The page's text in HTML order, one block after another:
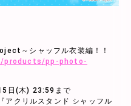
～シャッフル衣装編！！
pp-photo-
5日(木) 23:59まで
アクリルスタンド シャッフル